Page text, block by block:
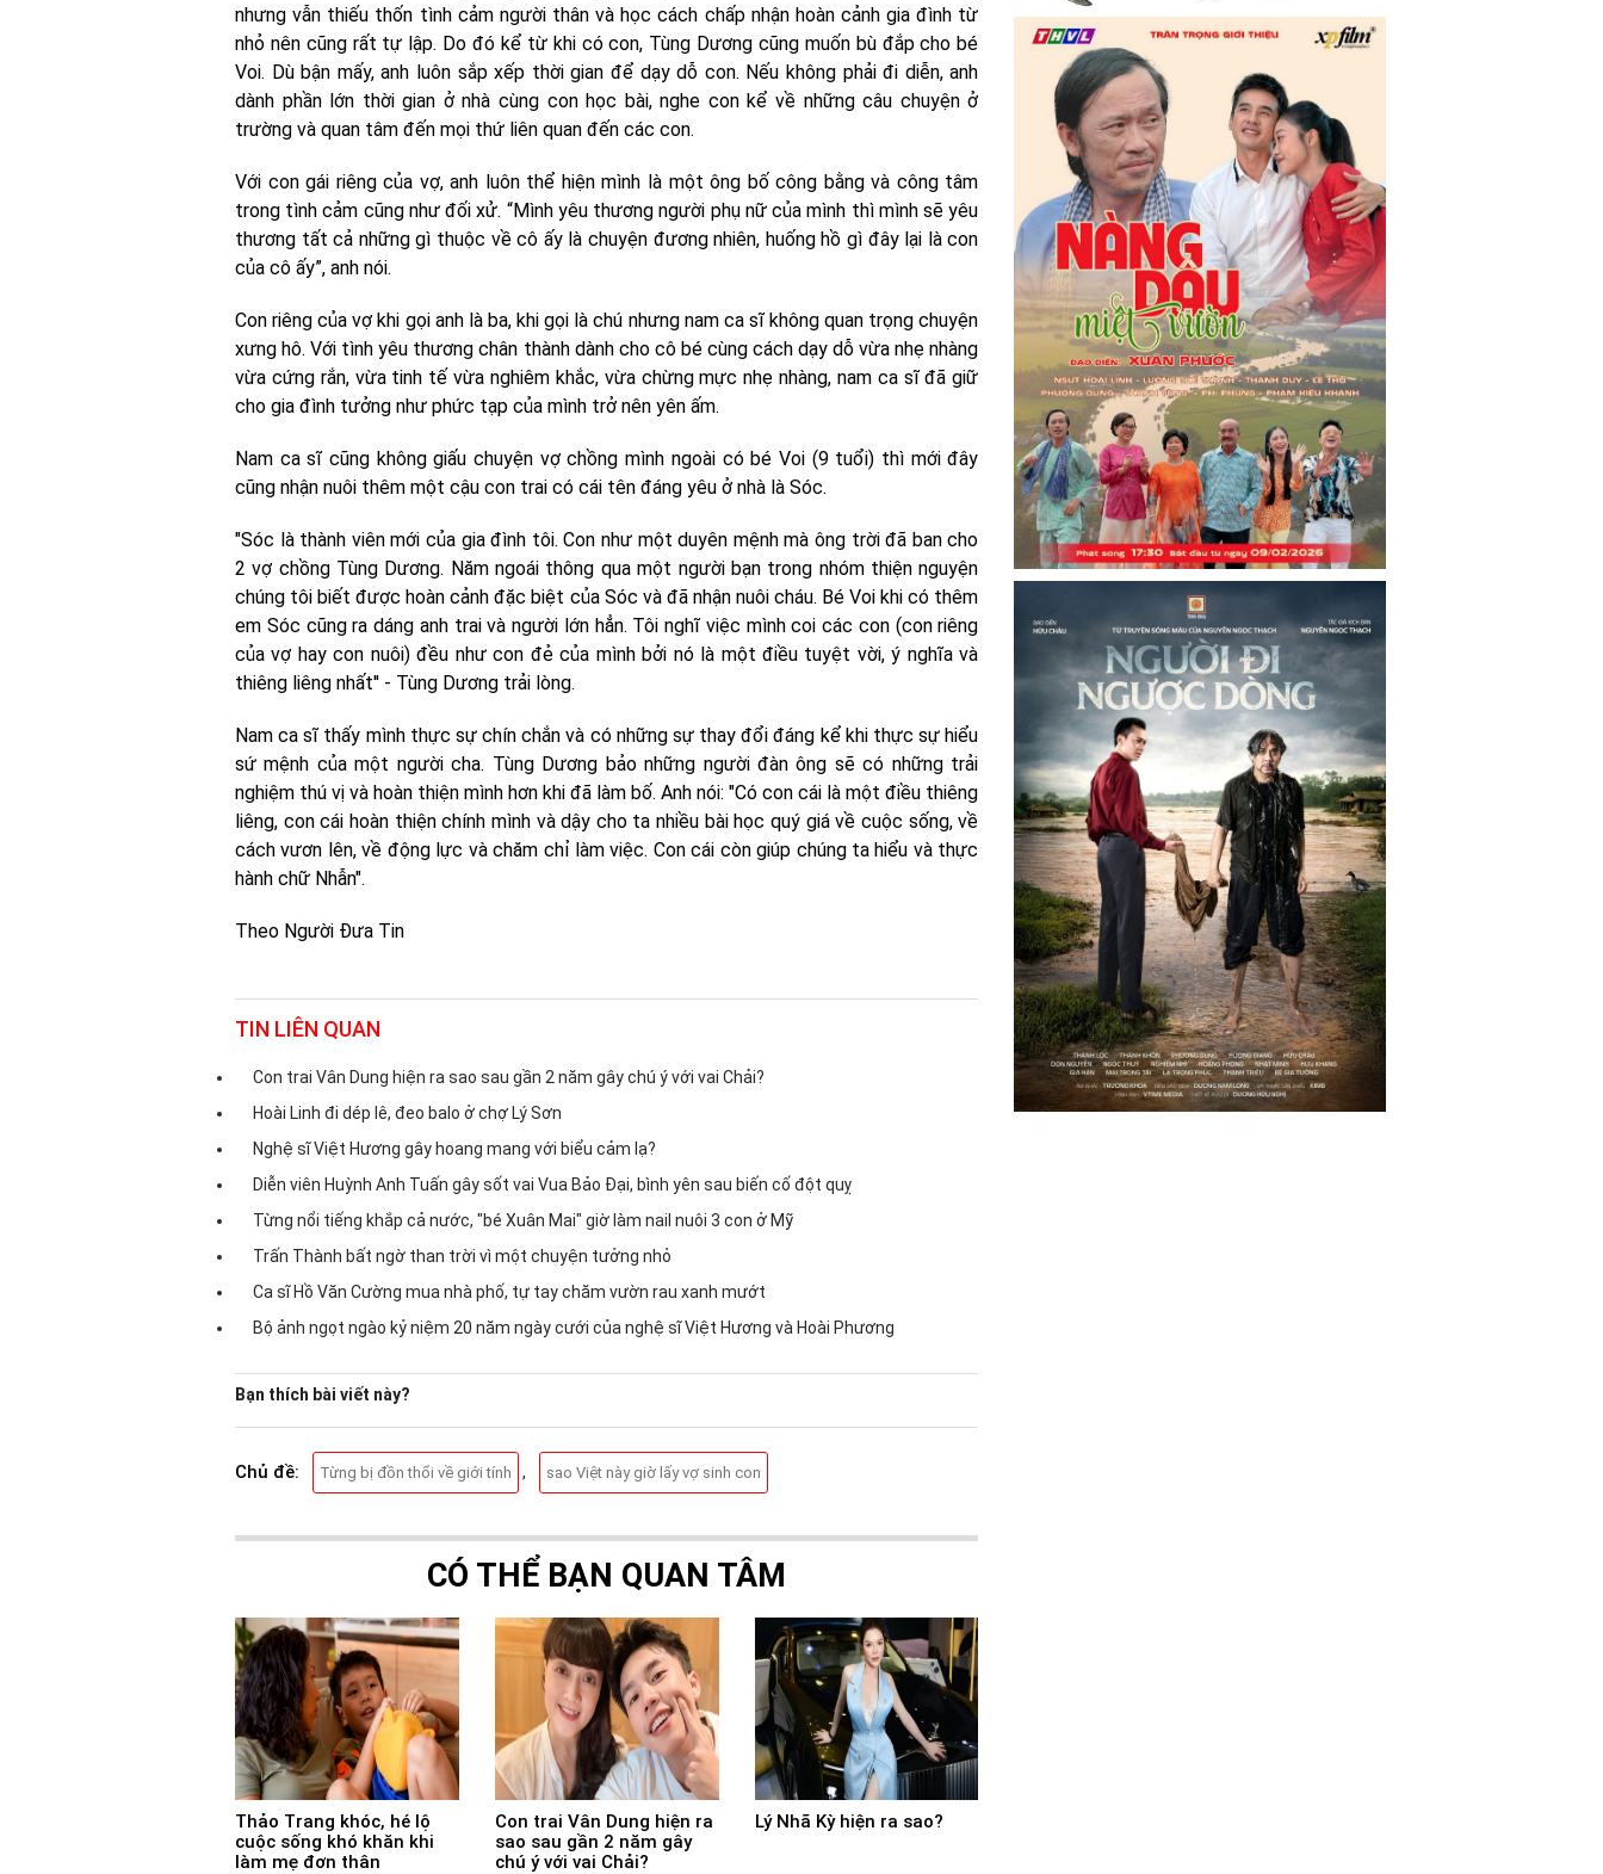
nhưng vẫn thiếu thốn tình cảm người thân và học cách chấp nhận hoàn cảnh gia đình từ
nhỏ nên cũng rất tự lập. Do đó kể từ khi có con, Tùng Dương cũng muốn bù đắp cho bé
Voi. Dù bận mấy, anh luôn sắp xếp thời gian để dạy dỗ con. Nếu không phải đi diễn, anh
dành phần lớn thời gian ở nhà cùng con học bài, nghe con kể về những câu chuyện ở
trường và quan tâm đến mọi thứ liên quan đến các con.
Với con gái riêng của vợ, anh luôn thể hiện mình là một ông bố công bằng và công tâm
trong tình cảm cũng như đối xử. “Mình yêu thương người phụ nữ của mình thì mình sẽ yêu
thương tất cả những gì thuộc về cô ấy là chuyện đương nhiên, huống hồ gì đây lại là con
của cô ấy”, anh nói.
Con riêng của vợ khi gọi anh là ba, khi gọi là chú nhưng nam ca sĩ không quan trọng chuyện
xưng hô. Với tình yêu thương chân thành dành cho cô bé cùng cách dạy dỗ vừa nhẹ nhàng
vừa cứng rắn, vừa tinh tế vừa nghiêm khắc, vừa chừng mực nhẹ nhàng, nam ca sĩ đã giữ
cho gia đình tưởng như phức tạp của mình trở nên yên ấm.
Nam ca sĩ cũng không giấu chuyện vợ chồng mình ngoài có bé Voi (9 tuổi) thì mới đây
cũng nhận nuôi thêm một cậu con trai có cái tên đáng yêu ở nhà là Sóc.
"Sóc là thành viên mới của gia đình tôi. Con như một duyên mệnh mà ông trời đã ban cho
2 vợ chồng Tùng Dương. Năm ngoái thông qua một người bạn trong nhóm thiện nguyện
chúng tôi biết được hoàn cảnh đặc biệt của Sóc và đã nhận nuôi cháu. Bé Voi khi có thêm
em Sóc cũng ra dáng anh trai và người lớn hẳn. Tôi nghĩ việc mình coi các con (con riêng
của vợ hay con nuôi) đều như con đẻ của mình bởi nó là một điều tuyệt vời, ý nghĩa và
thiêng liêng nhất'' - Tùng Dương trải lòng.
Nam ca sĩ thấy mình thực sự chín chắn và có những sự thay đổi đáng kể khi thực sự hiểu
sứ mệnh của một người cha. Tùng Dương bảo những người đàn ông sẽ có những trải
nghiệm thú vị và hoàn thiện mình hơn khi đã làm bố. Anh nói: "Có con cái là một điều thiêng
liêng, con cái hoàn thiện chính mình và dậy cho ta nhiều bài học quý giá về cuộc sống, về
cách vươn lên, về động lực và chăm chỉ làm việc. Con cái còn giúp chúng ta hiểu và thực
hành chữ Nhẫn".
Theo Người Đưa Tin
TIN LIÊN QUAN
Con trai Vân Dung hiện ra sao sau gần 2 năm gây chú ý với vai Chải?
Hoài Linh đi dép lê, đeo balo ở chợ Lý Sơn
Nghệ sĩ Việt Hương gây hoang mang với biểu cảm lạ?
Diễn viên Huỳnh Anh Tuấn gây sốt vai Vua Bảo Đại, bình yên sau biến cố đột quỵ
Từng nổi tiếng khắp cả nước, "bé Xuân Mai" giờ làm nail nuôi 3 con ở Mỹ
Trấn Thành bất ngờ than trời vì một chuyện tưởng nhỏ
Ca sĩ Hồ Văn Cường mua nhà phố, tự tay chăm vườn rau xanh mướt
Bộ ảnh ngọt ngào kỷ niệm 20 năm ngày cưới của nghệ sĩ Việt Hương và Hoài Phương
Bạn thích bài viết này?
Chủ đề: Từng bị đồn thổi về giới tính , sao Việt này giờ lấy vợ sinh con
CÓ THỂ BẠN QUAN TÂM
Thảo Trang khóc, hé lộ
cuộc sống khó khăn khi
làm mẹ đơn thân
Con trai Vân Dung hiện ra
sao sau gần 2 năm gây
chú ý với vai Chải?
Lý Nhã Kỳ hiện ra sao?